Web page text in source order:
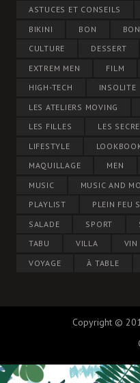
ASTUCES ET CONSEILS
BIKINI
BON
CULTURE
DESSERT
EXTREM MEN
FILM
HIGH-TECH
INSOLITE
LES ATELIERS MOVING
LES FILLES
LES
LIFESTYLE
MAQUILLAGE
MEN
MUSIC
MUSIC AND
PLAYLIST
PLEIN FEU
SALADE
SPORT
TABU
VILLA VIN
VOYAGE
À TABLE
Copyright ©